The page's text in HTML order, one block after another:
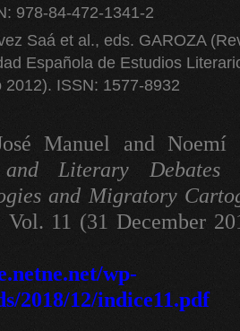
978-84-472-1341-2
Saá et al., eds. GAROZA
Española de Estudios
2012). ISSN: 1577-8932
Manuel and Noemí
and Literary Debates
and Migratory
Vol. 11 (31 December
wp-
2018/12/indice11.pdf